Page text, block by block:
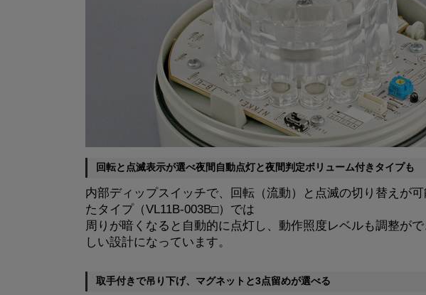
回転と点滅表示が選べ夜間自動点灯と夜間判定ボリューム付きタイプも
内部ディップスイッチで、回転（流動）と点滅の切り替えが
たタイプ（VL11B-003B□）では
周りが暗くなると自動的に点灯し、動作照度レベルも調整が
しい設計になっています。
取手付きで吊り下げ、マグネットと3点留めが選べる